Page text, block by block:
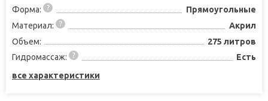
Форма:
Прямоугольные
Материал:
Акрил
Объем:
275 литров
Гидромассаж:
Есть
все характеристики